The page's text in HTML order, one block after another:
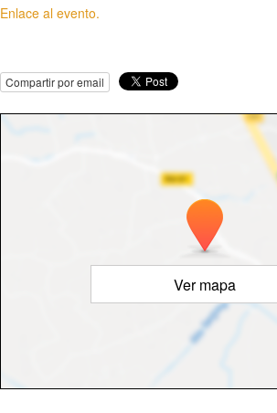
Enlace al evento.
Compartir por email
Ver mapa